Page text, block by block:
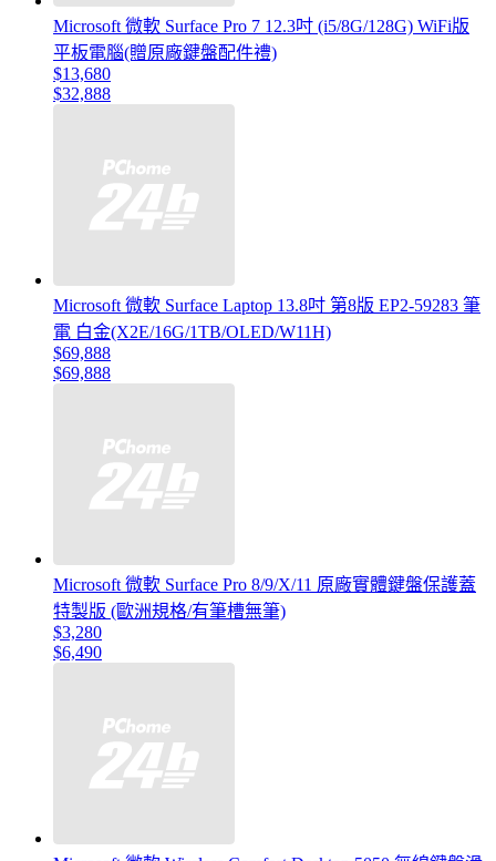
Microsoft 微軟 Surface Pro 7 12.3吋 (i5/8G/128G) WiFi版
平板電腦(贈原廠鍵盤配件禮)
$13,680
$32,888
Microsoft 微軟 Surface Laptop 13.8吋 第8版 EP2-59283 筆
電 白金(X2E/16G/1TB/OLED/W11H)
$69,888
$69,888
Microsoft 微軟 Surface Pro 8/9/X/11 原廠實體鍵盤保護蓋
特製版 (歐洲規格/有筆槽無筆)
$3,280
$6,490